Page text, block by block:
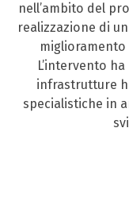
nell’ambito del
realizzazione di
L’intervento
infrastrutture
specialistiche in